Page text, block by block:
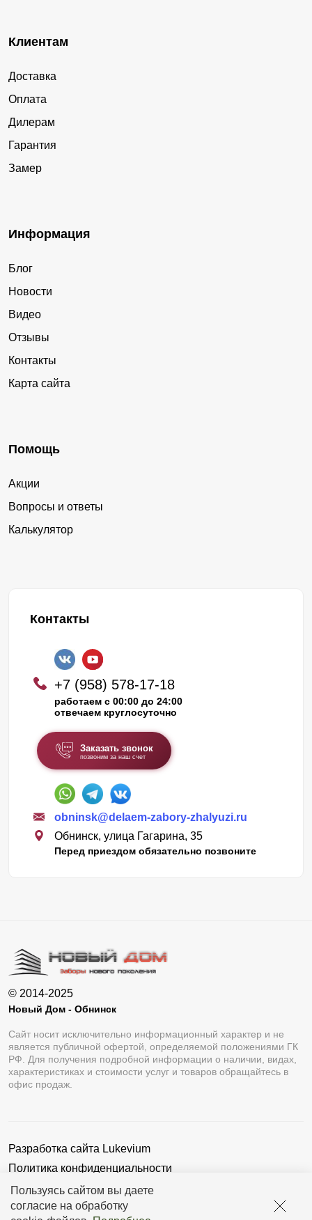
Пользуясь сайтом вы даете
согласие на обработку
Клиентам
Доставка
Оплата
Дилерам
Гарантия
Замер
Информация
Блог
Новости
Видео
Отзывы
Контакты
Карта сайта
Помощь
Акции
Вопросы и ответы
Калькулятор
Контакты
+7 (958) 578-17-18
работаем с 00:00 до 24:00
отвечаем круглосуточно
Заказать звонок
позвоним за наш счет
obninsk@delaem-zabory-zhalyuzi.ru
Обнинск, улица Гагарина, 35
Перед приездом обязательно позвоните
© 2014-2025
Новый Дом - Обнинск
Сайт носит исключительно информационный характер и не
является публичной офертой, определяемой положениями ГК
РФ. Для получения подробной информации о наличии, видах,
характеристиках и стоимости услуг и товаров обращайтесь в
офис продаж.
Разработка сайта Lukevium
Политика конфиденциальности
Пользовательское соглашение